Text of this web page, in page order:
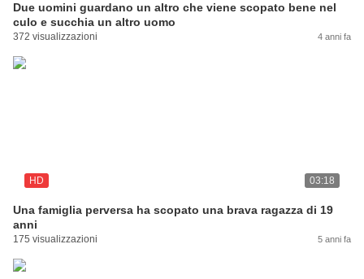
Due uomini guardano un altro che viene scopato bene nel
culo e succhia un altro uomo
372 visualizzazioni 4 anni fa
HD 03:18
Una famiglia perversa ha scopato una brava ragazza di 19
anni
175 visualizzazioni 5 anni fa